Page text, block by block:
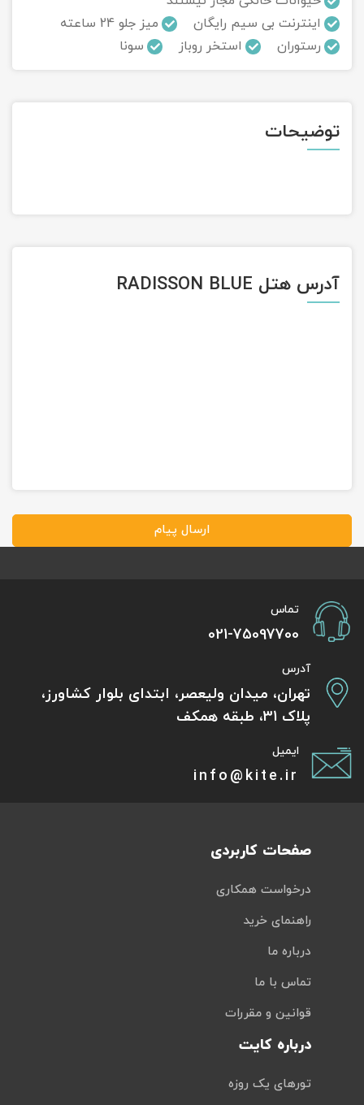
اینترنت بی سیم رایگان
میز جلو 24 ساعته
رستوران
استخر روباز سونا
توضیحات
آدرس هتل RADISSON BLUE
ارسال پیام
تماس
021-75097700
آدرس
تهران، میدان ولیعصر، ابتدای بلوار کشاورز،
پلاک 31، طبقه همکف
ایمیل
info@kite.ir
صفحات کاربردی
درخواست همکاری
راهنمای خرید
درباره ما
تماس با ما
قوانین و مقررات
درباره کایت
تورهای یک روزه
تور سوباتان
تور چابهار
تور کاشان
تور آفرود